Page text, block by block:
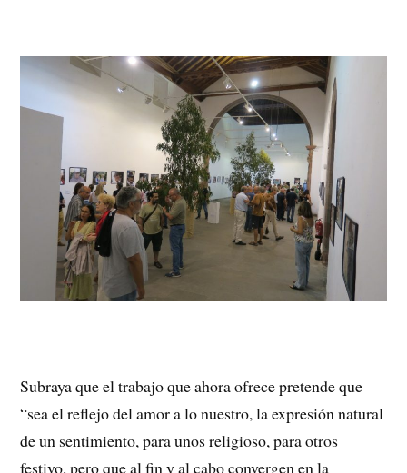
Subraya que el trabajo que ahora ofrece pretende que
“sea el reflejo del amor a lo nuestro, la expresión natural
de un sentimiento, para unos religioso, para otros
festivo, pero que al fin y al cabo convergen en la